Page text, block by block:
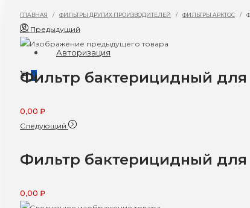
Авторизация
0
ГЛАВНАЯ / ФИЛЬТРЫ ДРУГИХ ПРОИЗВОДИТЕЛЕЙ / ФИЛЬТРЫ АРКТОС /
Предыдущий
Фильтр бактерицидный для
0,00 ₽
Следующий
Фильтр бактерицидный
0,00 ₽